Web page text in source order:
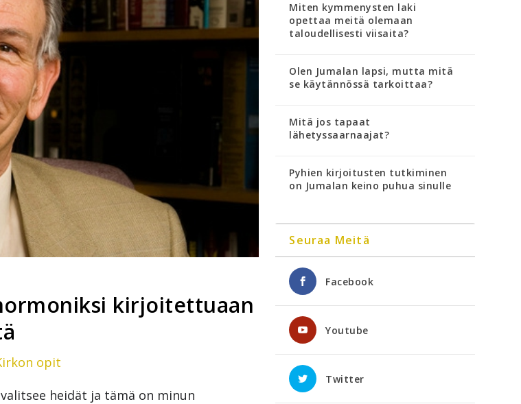
kirjoitettuaan
opit
heidät ja tämä on minun
Miten kymmenysten laki
opettaa meitä olemaan
taloudellisesti viisaita?
Olen Jumalan lapsi, mutta mitä
se käytännössä tarkoittaa?
Mitä jos tapaat
lähetyssaarnaajat?
Pyhien kirjoitusten tutkiminen
on Jumalan keino puhua sinulle
Seuraa Meitä
Facebook
Youtube
Twitter